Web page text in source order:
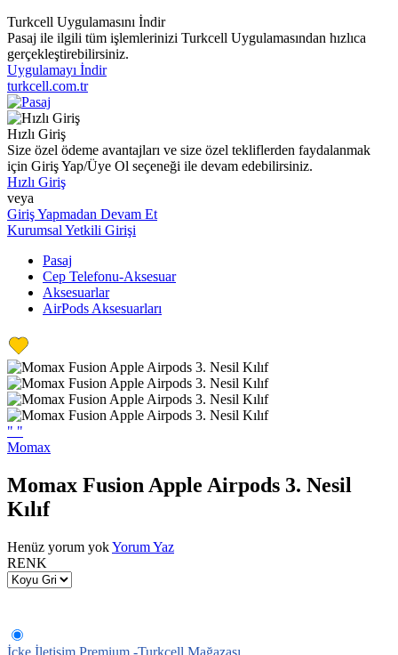
Turkcell Uygulamasını İndir
Pasaj ile ilgili tüm işlemlerinizi Turkcell Uygulamasından hızlıca
gerçekleştirebilirsiniz.
Uygulamayı İndir
turkcell.com.tr
Hızlı Giriş
Size özel ödeme avantajları ve size özel tekliflerden faydalanmak
için Giriş Yap/Üye Ol seçeneği ile devam edebilirsiniz.
Hızlı Giriş
veya
Giriş Yapmadan Devam Et
Kurumsal Yetkili Girişi
Pasaj
Cep Telefonu-Aksesuar
Aksesuarlar
AirPods Aksesuarları
" "
Momax
Momax Fusion Apple Airpods 3. Nesil
Kılıf
Henüz yorum yokYorum Yaz
RENK
İçke İletişim Premium -Turkcell Mağazası